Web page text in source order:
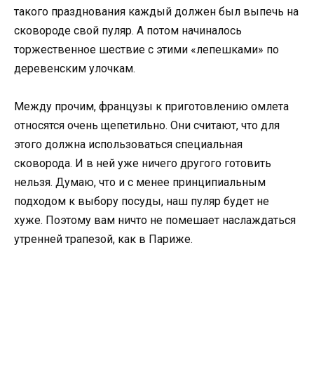
такого празднования каждый должен был выпечь на
сковороде свой пуляр. А потом начиналось
торжественное шествие с этими «лепешками» по
деревенским улочкам.
Между прочим, французы к приготовлению омлета
относятся очень щепетильно. Они считают, что для
этого должна использоваться специальная
сковорода. И в ней уже ничего другого готовить
нельзя. Думаю, что и с менее принципиальным
подходом к выбору посуды, наш пуляр будет не
хуже. Поэтому вам ничто не помешает наслаждаться
утренней трапезой, как в Париже.